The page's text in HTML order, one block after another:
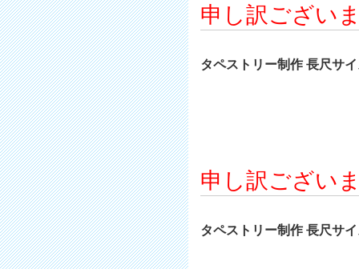
申し訳ござい
タペストリー制作 長尺サ
申し訳ござい
タペストリー制作 長尺サ